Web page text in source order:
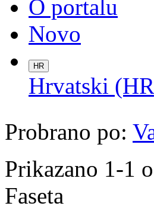
O portalu
Novo
HR
Hrvatski
Probrano po:
Prikazano 1-1
Faseta